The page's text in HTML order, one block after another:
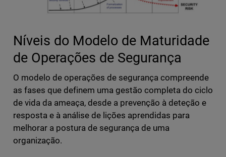
Níveis do Modelo de Maturidade
de Operações de Segurança
O modelo de operações de segurança compreende
as fases que definem uma gestão completa do ciclo
de vida da ameaça, desde a prevenção à deteção e
resposta e à análise de lições aprendidas para
melhorar a postura de segurança de uma
organização.